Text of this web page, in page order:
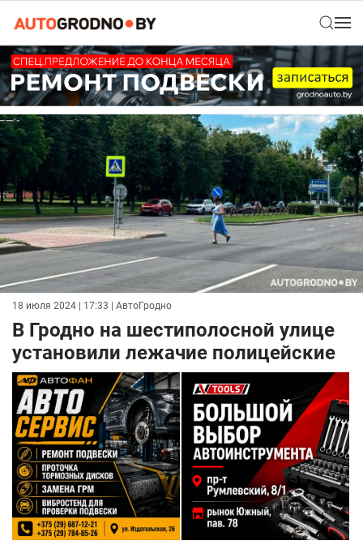
18 июля 2024 | 17:33 | АвтоГродно
В Гродно на шестиполосной улице
установили лежачие полицейские